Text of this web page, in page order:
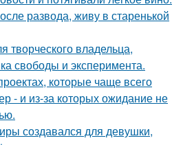
развода, живу в старенькой
творческого владельца,
свободы и эксперимента.
которые чаще всего
- и из-за которых ожидание не
создавался для девушки,